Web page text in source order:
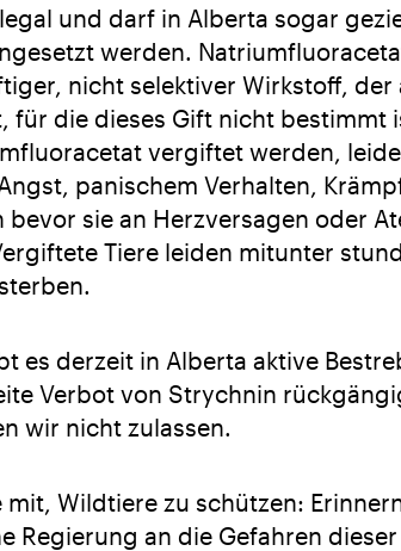
und darf in Alberta sogar
werden.
nicht selektiver Wirkstoff, der
für die dieses Gift nicht bestimmt
vergiftet werden,
panischem Verhalten,
bevor sie an Herzversagen oder
Tiere leiden mitunter
es derzeit in Alberta aktive
Verbot von Strychnin
wir nicht zulassen.
mit, Wildtiere zu schützen:
Regierung an die Gefahren